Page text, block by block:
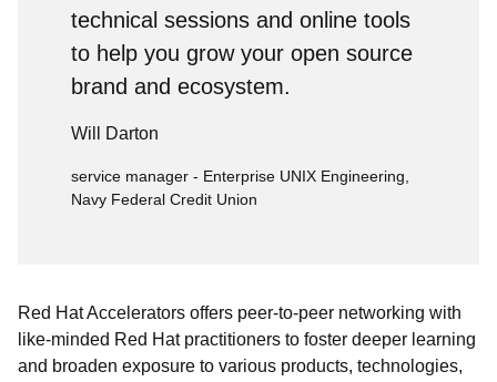
technical sessions and online tools
to help you grow your open source
brand and ecosystem.
Will Darton
service manager - Enterprise UNIX Engineering,
Navy Federal Credit Union
Red Hat Accelerators offers peer-to-peer networking with
like-minded Red Hat practitioners to foster deeper learning
and broaden exposure to various products, technologies,